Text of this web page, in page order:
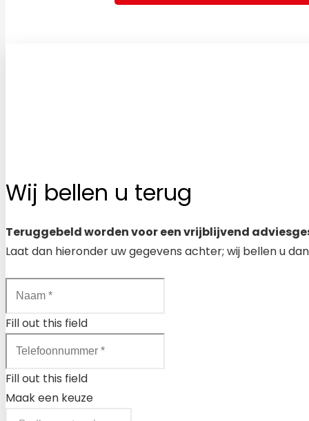
Wij bellen u terug
Teruggebeld worden voor een vrijblijvend
Laat dan hieronder uw gegevens achter; wij bellen u
Fill out this field
Fill out this field
Maak een keuze